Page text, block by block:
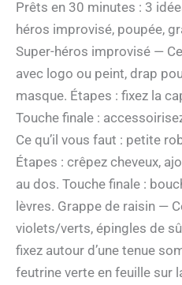
Prêts en 30 minutes : 3
héros improvisé, poupée,
Super-héros improvisé —
avec logo ou peint, drap
masque. Étapes : fixez la
Touche finale :
Ce qu’il vous faut : petite
Étapes : crêpez cheveux,
au dos. Touche finale :
lèvres. Grappe de raisin —
violets/verts, épingles de
fixez autour d’une tenue
feutrine verte en feuille sur